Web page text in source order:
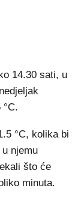
14.30 sati, u
°C, kolika bi
njemu
što će
minuta.